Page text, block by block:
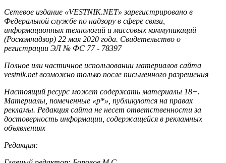
Сетевое издание «VESTNIK.NET» зарегистрировано в
Федеральной службе по надзору в сфере связи,
информационных технологий и массовых коммуникаций
(Роскомнадзор) 22 мая 2020 года. Свидетельство о
регистрации ЭЛ № ФС 77 - 78397
Полное или частичное использовании материалов сайта
vestnik.net возможно только после письменного разрешения
Настоящий ресурс может содержать материалы 18+.
Материалы, помеченные «р*», публикуются на правах
рекламы. Редакция сайта не несет ответственности за
достоверность информации, содержащейся в рекламных
объявлениях
Редакция: